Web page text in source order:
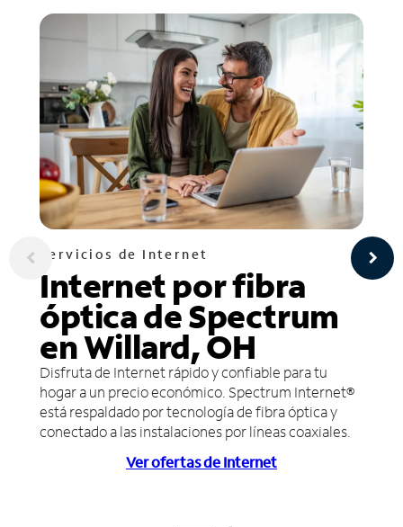
Servicios de Internet
Internet por fibra
óptica de Spectrum
en Willard, OH
Disfruta de Internet rápido y confiable para tu
hogar a un precio económico. Spectrum Internet®
está respaldado por tecnología de fibra óptica y
conectado a las instalaciones por líneas coaxiales.
Ver ofertas de Internet